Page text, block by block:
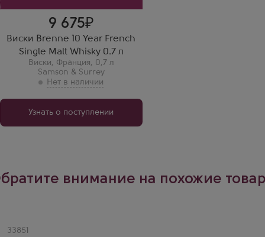
9 675
Виски Brenne 10 Year French
Single Malt Whisky 0.7 л
Виски, Франция, 0,7 л
Samson & Surrey
Узнать о поступлении
внимание на похожие
Артикул
33851